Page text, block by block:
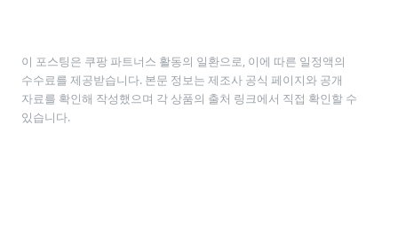
이 포스팅은 쿠팡 파트너스 활동의 일환으로, 이에 따른 일정액의
수수료를 제공받습니다. 본문 정보는 제조사 공식 페이지와 공개
자료를 확인해 작성했으며 각 상품의 출처 링크에서 직접 확인할 수
있습니다.